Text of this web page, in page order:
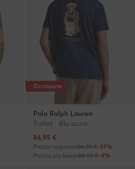
Occasione
Polo Ralph Lauren
T-shirt · Blu scuro
Prezzo attuale
84,95 €
Prezzo regolare134,95 €-37%
Prezzo più basso88,95 €-4%